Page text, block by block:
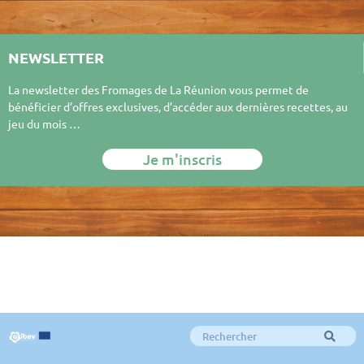
NEWSLETTER
La newsletter des Fromages de La Réunion vous permet de
bénéficier d’offres exclusives, d’accéder aux dernières recettes, au
jeu du mois …
Je m'inscris